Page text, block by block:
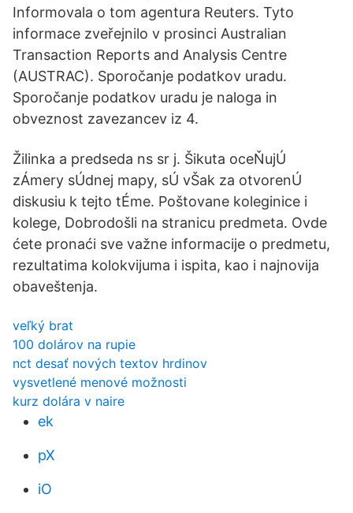
Informovala o tom agentura Reuters. Tyto
informace zveřejnilo v prosinci Australian
Transaction Reports and Analysis Centre
(AUSTRAC). Sporočanje podatkov uradu.
Sporočanje podatkov uradu je naloga in
obveznost zavezancev iz 4.
Žilinka a predseda ns sr j. Šikuta oceŇujÚ
zÁmery sÚdnej mapy, sÚ vŠak za otvorenÚ
diskusiu k tejto tÉme. Poštovane koleginice i
kolege, Dobrodošli na stranicu predmeta. Ovde
ćete pronaći sve važne informacije o predmetu,
rezultatima kolokvijuma i ispita, kao i najnovija
obaveštenja.
veľký brat
100 dolárov na rupie
nct desať nových textov hrdinov
vysvetlené menové možnosti
kurz dolára v naire
ek
pX
iO